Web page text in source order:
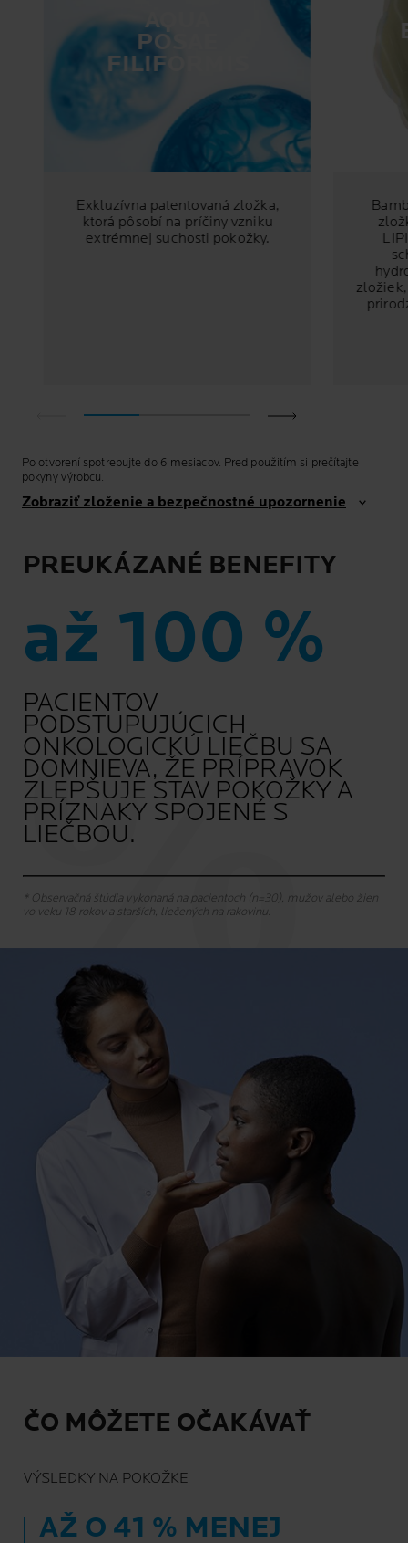
AQUA
POSAE
FILIFORMIS
Exkluzívna patentovaná zložka,
ktorá pôsobí na príčiny vzniku
extrémnej suchosti pokožky.
Po otvorení spotrebujte do 6 mesiacov. Pred použitím si prečítajte
pokyny výrobcu.
Zobraziť zloženie a bezpečnostné upozornenie
PREUKÁZANÉ BENEFITY
až 100 %
PACIENTOV
PODSTUPUJÚCICH
ONKOLOGICKÚ LIEČBU SA
DOMNIEVA, ŽE PRÍPRAVOK
ZLEPŠUJE STAV POKOŽKY A
PRÍZNAKY SPOJENÉ S
LIEČBOU.
* Observačná štúdia vykonaná na pacientoch (n=30), mužov alebo žien
vo veku 18 rokov a starších, liečených na rakovinu.
ČO MÔŽETE OČAKÁVAŤ
VÝSLEDKY NA POKOŽKE
AŽ O 41 % MENEJ